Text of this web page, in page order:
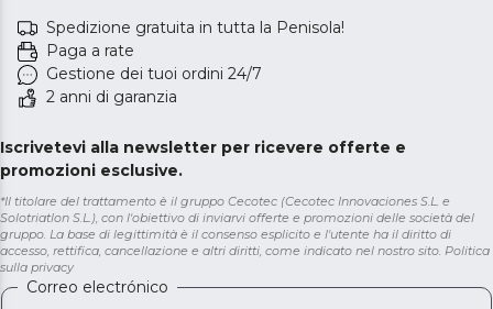
Spedizione gratuita in tutta la Penisola!
Paga a rate
Gestione dei tuoi ordini 24/7
2 anni di garanzia
Iscrivetevi alla newsletter per ricevere offerte e
promozioni esclusive.
*Il titolare del trattamento è il gruppo Cecotec (Cecotec Innovaciones S.L. e
Solotriatlon S.L.), con l'obiettivo di inviarvi offerte e promozioni delle società del
gruppo. La base di legittimità è il consenso esplicito e l'utente ha il diritto di
accesso, rettifica, cancellazione e altri diritti, come indicato nel nostro sito. Politica
sulla privacy
Correo electrónico